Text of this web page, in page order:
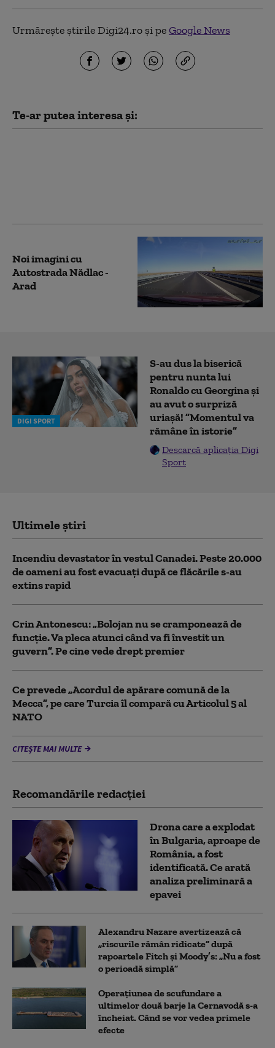
Urmărește știrile Digi24.ro și peGoogle News
Te-ar putea interesa și:
Noi imagini cu
Autostrada Nădlac -
Arad
DIGI SPORT
S-au dus la biserică
pentru nunta lui
Ronaldo cu Georgina și
au avut o surpriză
uriașă! ”Momentul va
rămâne în istorie”
Descarcă aplicația Digi
Sport
Ultimele știri
Incendiu devastator în vestul Canadei. Peste 20.000
de oameni au fost evacuați după ce flăcările s-au
extins rapid
Crin Antonescu: „Bolojan nu se cramponează de
funcție. Va pleca atunci când va fi învestit un
guvern”. Pe cine vede drept premier
Ce prevede „Acordul de apărare comună de la
Mecca”, pe care Turcia îl compară cu Articolul 5 al
NATO
CITEȘTE MAI MULTE
Recomandările redacţiei
Drona care a explodat
în Bulgaria, aproape de
România, a fost
identificată. Ce arată
analiza preliminară a
epavei
Alexandru Nazare avertizează că
„riscurile rămân ridicate” după
rapoartele Fitch și Moody’s: „Nu a fost
o perioadă simplă”
Operațiunea de scufundare a
ultimelor două barje la Cernavodă s-a
încheiat. Când se vor vedea primele
efecte